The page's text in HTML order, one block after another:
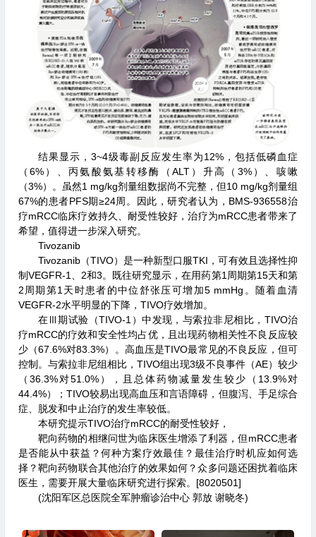
结果显示，3~4级毒副反应发生率为12%，包括低磷血症
（6%）、丙氨酸氨基转移酶（ALT）升高（3%）、咳嗽
（3%）。虽然1 mg/kg剂量组数据尚不完整，但10 mg/kg剂量组
67%的患者PFS期≥24周。因此，研究者认为，BMS-936558治
疗mRCC临床疗效持久、耐受性较好，治疗为mRCC患者带来了
希望，值得进一步深入研究。
Tivozanib
Tivozanib（TIVO）是一种新型口服TKI，可有效且选择性抑
制VEGFR-1、2和3。既往研究显示，在用药第1周期第15天和第
2周期第1天时患者的中位舒张压可增加5 mmHg。随着血清
VEGFR-2水平明显的下降，TIVO疗效增加。
在Ⅲ期试验（TIVO-1）中发现，与索拉非尼相比，TIVO治
疗mRCC的疗效和安全性均占优，且出现药物相关性不良反应较
少（67.6%对83.3%）。高血压是TIVO最常见的不良反应，但可
控制。与索拉非尼组相比，TIVO组出现3级不良事件（AE）较少
（36.3%对51.0%），且总体药物减量发生较少（13.9%对
44.4%）；TIVO较易出现高血压和言语障碍，但腹泻、手足综合
症、脱发和中止治疗的发生率较低。
本研究提示TIVO治疗mRCC的耐受性较好，
靶向药物的相继问世为临床医生增添了利器，但mRCC患者
是否能从中获益？何种方案疗效最佳？最佳治疗时机应如何选
择？靶向药物联合其他治疗的效果如何？众多问题还困扰着临床
医生，需要开展大量临床研究进行探索。[8020501]
(沈阳军区总医院全军肿瘤诊治中心 郭放 谢晓冬)